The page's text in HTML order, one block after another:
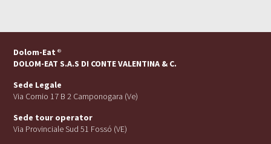
Dolom-Eat ®
DOLOM-EAT S.A.S DI CONTE VALENTINA & C.
Sede Legale
Via Cornio 17 B 2 Camponogara (Ve)
Sede tour operator
Via Provinciale Sud 51 Fossó (VE)